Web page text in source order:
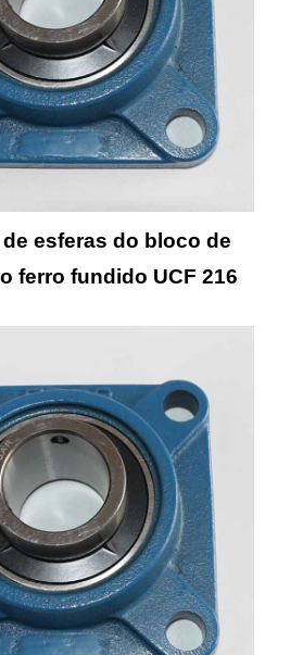
esferas do bloco de
ferro fundido UCF 216